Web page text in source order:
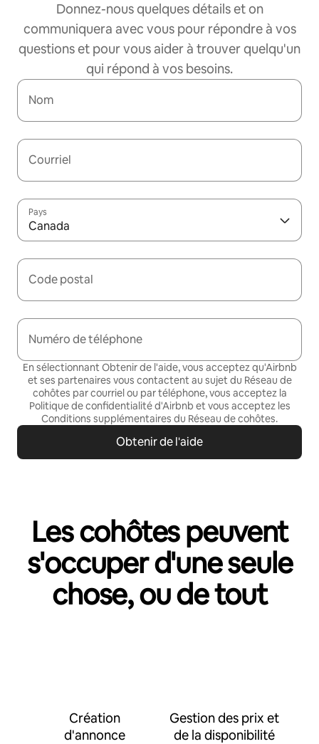
Donnez-nous quelques détails et on
communiquera avec vous pour répondre à vos
questions et pour vous aider à trouver quelqu'un
qui répond à vos besoins.
Nom
Courriel
Pays
Canada
Code postal
Numéro de téléphone
En sélectionnant Obtenir de l'aide, vous acceptez qu'Airbnb
et ses partenaires vous contactent au sujet du Réseau de
cohôtes par courriel ou par téléphone, vous acceptez la
Politique de confidentialitéd'Airbnb et vous acceptez les
Conditions supplémentaires du Réseau de cohôtes.
Obtenir de l'aide
Les cohôtes peuvent
s'occuper d'une seule
chose, ou de tout
Création
d'annonce
Gestion des prix et
de la disponibilité